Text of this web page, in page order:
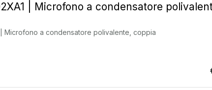
| Microfono a condensatore
| Microfono a condensatore polivalente, coppia